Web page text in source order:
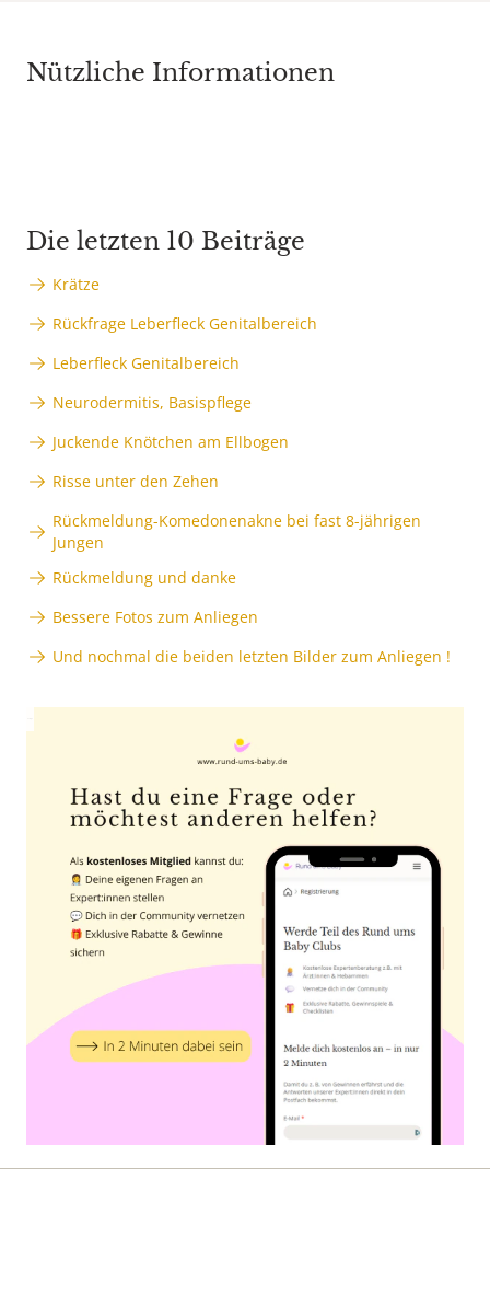
Nützliche Informationen
Die letzten 10 Beiträge
Krätze
Rückfrage Leberfleck Genitalbereich
Leberfleck Genitalbereich
Neurodermitis, Basispflege
Juckende Knötchen am Ellbogen
Risse unter den Zehen
Rückmeldung-Komedonenakne bei fast 8-jährigen
Jungen
Rückmeldung und danke
Bessere Fotos zum Anliegen
Und nochmal die beiden letzten Bilder zum Anliegen !